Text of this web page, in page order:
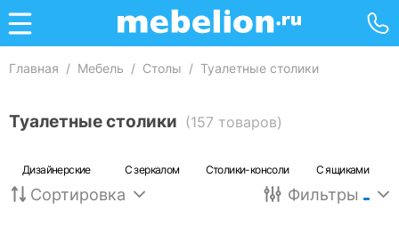
Главная / Мебель / Столы / Туалетные столики
Туалетные столики (157 товаров)
Дизайнерские С зеркалом Столики-консоли С ящиками
Сортировка Фильтры